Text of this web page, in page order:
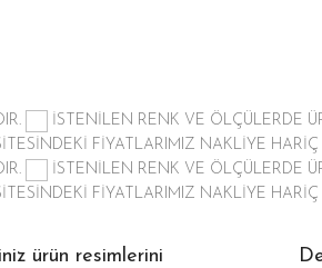
İSTENİLEN RENK VE ÖLÇÜLERDE
FİYATLARIMIZ NAKLİYE
İSTENİLEN RENK VE ÖLÇÜLERDE
FİYATLARIMIZ NAKLİYE
ürün resimlerini